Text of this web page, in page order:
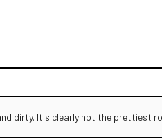
dirty. It's clearly not the prettiest